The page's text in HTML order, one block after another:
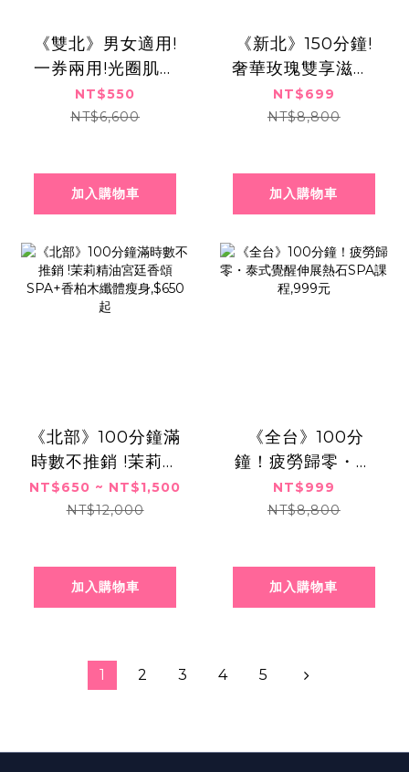
《雙北》男女適用!
一券兩用!光圈肌養
成!杏仁靚顏x美妍肌
泌,550元
NT$550
NT$6,600
加入購物車
《新北》150分鐘!
奢華玫瑰雙享滋養!
全身精油舒壓手技x
臉部精緻護理!699
NT$699
NT$8,800
加入購物車
《北部》100分鐘滿
時數不推銷 !茉莉精
油宮廷香頌SPA+香
柏木纖體瘦身,$650
NT$650 ~ NT$1,500
NT$12,000
加入購物車
​​ ​《全台》100分
鐘！疲勞歸零・泰
式覺醒伸展熱石
SPA課程,999元
NT$999
NT$8,800
加入購物車
1 2 3 4 5